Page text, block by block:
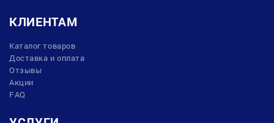
КЛИЕНТАМ
Каталог товаров
Доставка и оплата
Отзывы
Акции
FAQ